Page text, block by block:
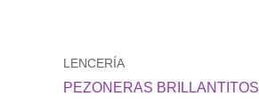
LENCERÍA
PEZONERAS BRILLANTITOS